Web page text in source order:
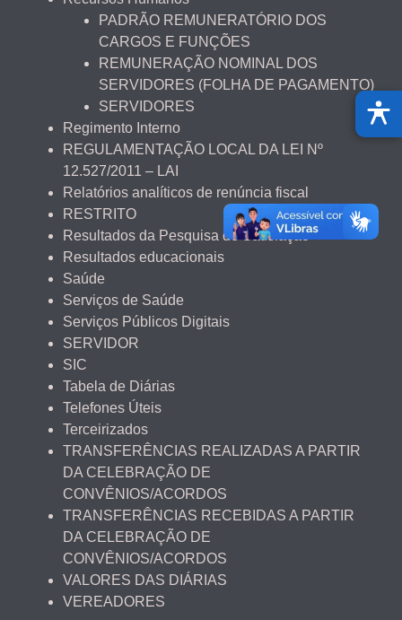
PADRÃO REMUNERATÓRIO DOS
CARGOS E FUNÇÕES
REMUNERAÇÃO NOMINAL DOS
SERVIDORES (FOLHA DE PAGAMENTO)
SERVIDORES
Regimento Interno
REGULAMENTAÇÃO LOCAL DA LEI Nº
12.527/2011 – LAI
Relatórios analíticos de renúncia fiscal
RESTRITO
Resultados da Pesquisa de Satisfação
Resultados educacionais
Saúde
Serviços de Saúde
Serviços Públicos Digitais
SERVIDOR
SIC
Tabela de Diárias
Telefones Úteis
Terceirizados
TRANSFERÊNCIAS REALIZADAS A PARTIR
DA CELEBRAÇÃO DE
CONVÊNIOS/ACORDOS
TRANSFERÊNCIAS RECEBIDAS A PARTIR
DA CELEBRAÇÃO DE
CONVÊNIOS/ACORDOS
VALORES DAS DIÁRIAS
VEREADORES